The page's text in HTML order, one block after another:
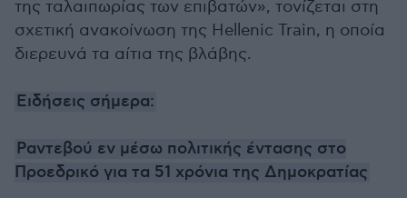
της ταλαιπωρίας των επιβατών», τονίζεται στη
σχετική ανακοίνωση της Hellenic Train, η οποία
διερευνά τα αίτια της βλάβης.
Ειδήσεις σήμερα:
Ραντεβού εν μέσω πολιτικής έντασης στο
Προεδρικό για τα 51 χρόνια της Δημοκρατίας